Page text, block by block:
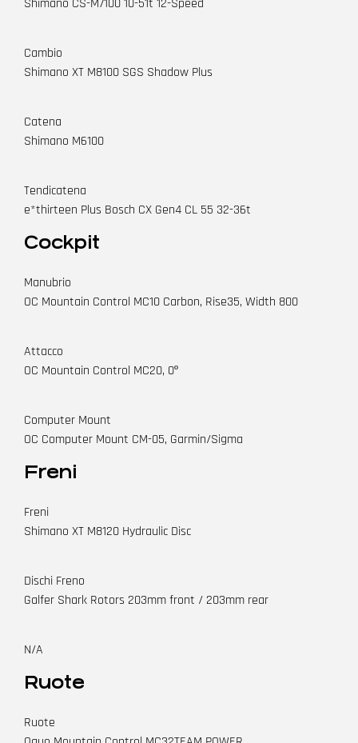
Shimano CS-M7100 10-51t 12-Speed
Cambio
Shimano XT M8100 SGS Shadow Plus
Catena
Shimano M6100
Tendicatena
e*thirteen Plus Bosch CX Gen4 CL 55 32-36t
Cockpit
Manubrio
OC Mountain Control MC10 Carbon, Rise35, Width 800
Attacco
OC Mountain Control MC20, 0º
Computer Mount
OC Computer Mount CM-05, Garmin/Sigma
Freni
Freni
Shimano XT M8120 Hydraulic Disc
Dischi Freno
Galfer Shark Rotors 203mm front / 203mm rear
N/A
Ruote
Ruote